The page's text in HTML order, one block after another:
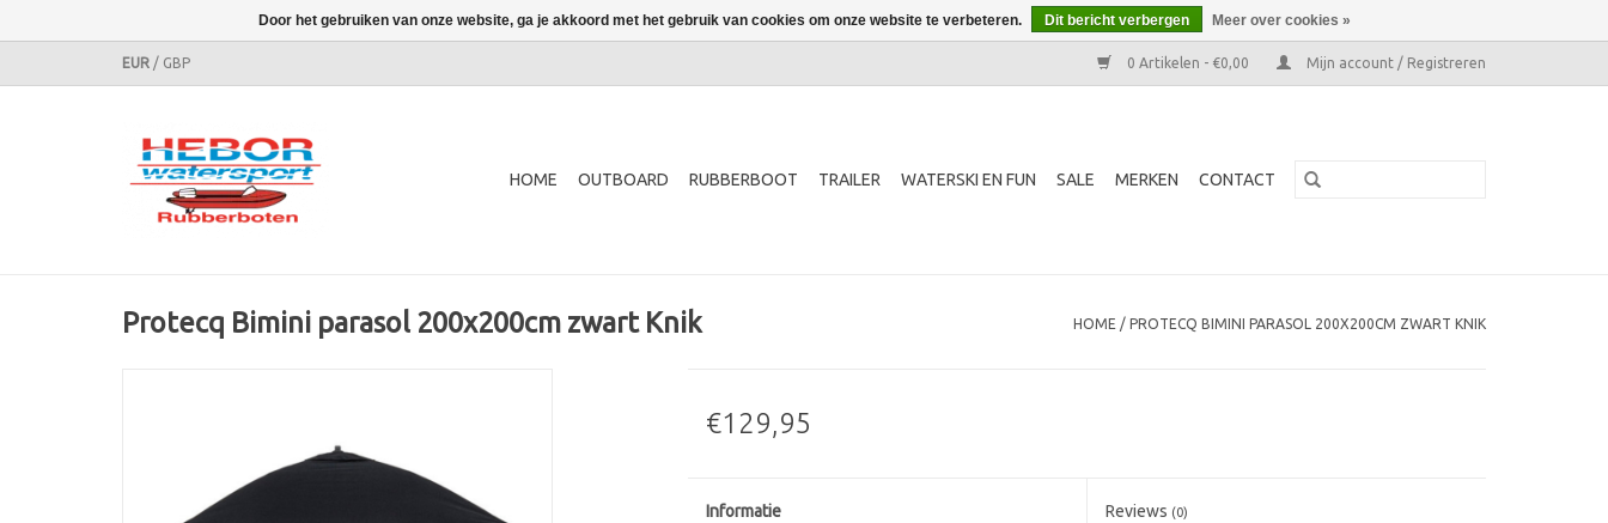
EUR / GBP 0 Artikelen - €0,00 Mijn account / Registreren
HOME OUTBOARD RUBBERBOOT TRAILER WATERSKI EN FUN SALE MERKEN CONTACT
Protecq Bimini parasol 200x200cm zwart Knik HOME / PROTECQ BIMINI PARASOL 200X200CM ZWART KNIK
€129,95
Informatie Reviews (0)
Door het gebruiken van onze website, ga je akkoord met het gebruik van cookies om onze website te verbeteren. Dit bericht verbergen Meer over cookies »